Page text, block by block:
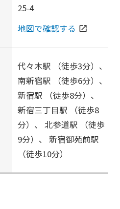
25-4
地図で確認する open_in_new
代々木駅
（徒歩3分）、
南新宿駅
（徒歩6分）、
新宿駅
（徒歩8分）、
新宿三丁目駅
（徒歩8
分）、 北参道駅
（徒歩
9分）、 新宿御苑前駅
（徒歩10分）